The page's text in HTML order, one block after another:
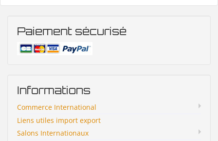
Paiement sécurisé
Informations
Commerce International
Liens utiles import export
Salons Internationaux